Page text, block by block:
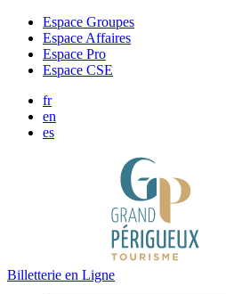
Espace Groupes
Espace Affaires
Espace Pro
Espace CSE
fr
en
es
Billetterie en Ligne